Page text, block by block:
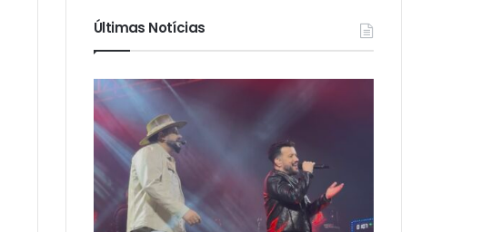
Últimas Notícias